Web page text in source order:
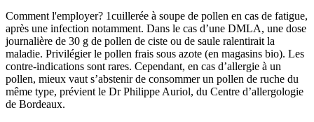
Comment l'employer? 1cuillerée à soupe de pollen en cas de fatigue,
après une infection notamment. Dans le cas d’une DMLA, une dose
journalière de 30 g de pollen de ciste ou de saule ralentirait la
maladie. Privilégier le pollen frais sous azote (en magasins bio). Les
contre-indications sont rares. Cependant, en cas d’allergie à un
pollen, mieux vaut s’abstenir de consommer un pollen de ruche du
même type, prévient le Dr Philippe Auriol, du Centre d’allergologie
de Bordeaux.